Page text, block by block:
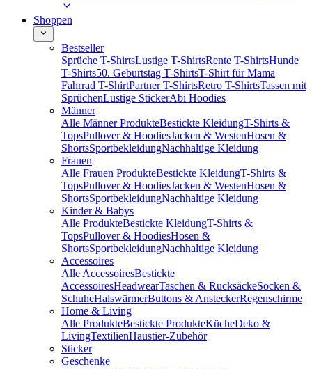
Shoppen
Bestseller
Sprüche T-ShirtsLustige T-ShirtsRente T-ShirtsHunde
T-Shirts50. Geburtstag T-ShirtsT-Shirt für Mama
Fahrrad T-ShirtPartner T-ShirtsRetro T-ShirtsTassen mit
SprüchenLustige StickerAbi Hoodies
Männer
Alle Männer ProdukteBestickte KleidungT-Shirts &
TopsPullover & HoodiesJacken & WestenHosen &
ShortsSportbekleidungNachhaltige Kleidung
Frauen
Alle Frauen ProdukteBestickte KleidungT-Shirts &
TopsPullover & HoodiesJacken & WestenHosen &
ShortsSportbekleidungNachhaltige Kleidung
Kinder & Babys
Alle ProdukteBestickte KleidungT-Shirts &
TopsPullover & HoodiesHosen &
ShortsSportbekleidungNachhaltige Kleidung
Accessoires
Alle AccessoiresBestickte
AccessoiresHeadwearTaschen & RucksäckeSocken &
SchuheHalswärmerButtons & AnsteckerRegenschirme
Home & Living
Alle ProdukteBestickte ProdukteKücheDeko &
LivingTextilienHaustier-Zubehör
Sticker
Geschenke